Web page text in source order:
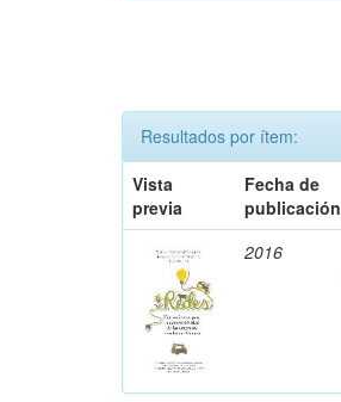
Resultados por ítem:
Vista
previa
Fecha de
publicación
2016